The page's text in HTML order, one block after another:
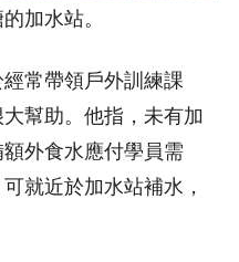
加水站。
常帶領戶外訓練課
幫助。他指，未有加
外食水應付學員需
就近於加水站補水，